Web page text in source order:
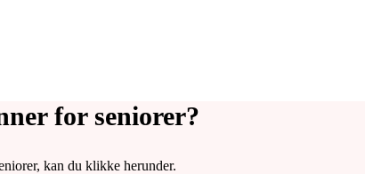
for seniorer?
kan du klikke herunder.